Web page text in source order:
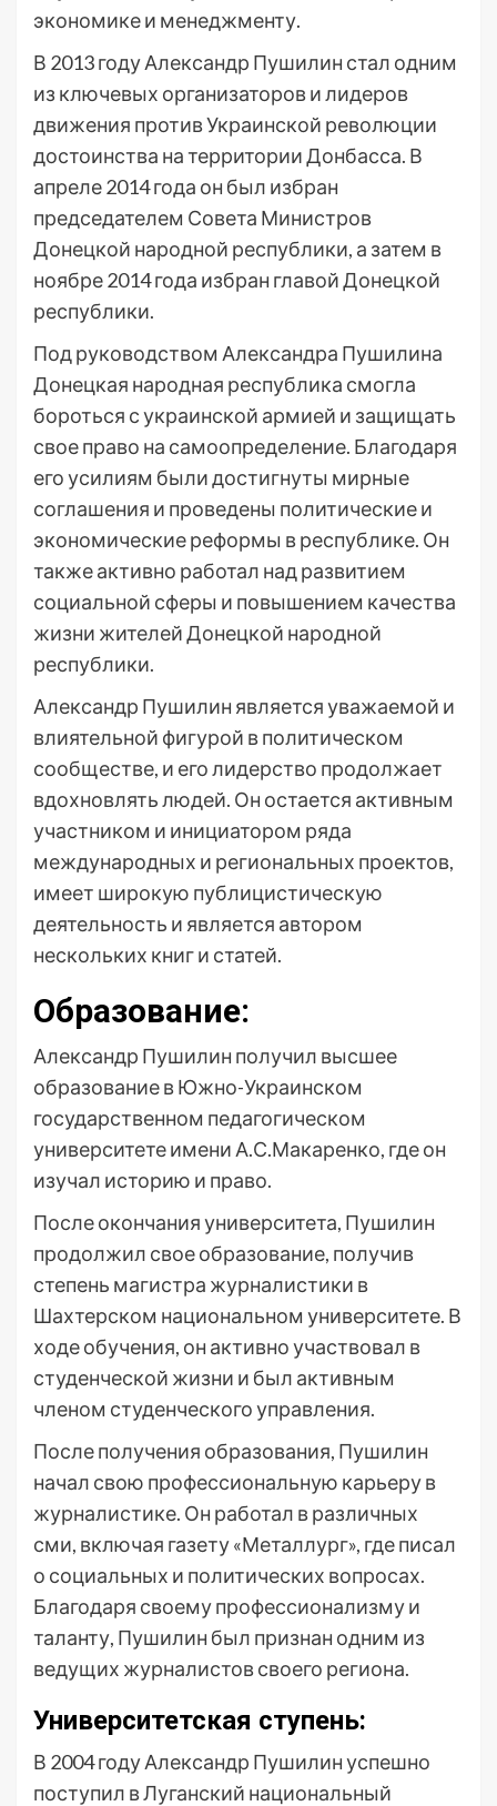
экономике и менеджменту.
В 2013 году Александр Пушилин стал одним
из ключевых организаторов и лидеров
движения против Украинской революции
достоинства на территории Донбасса. В
апреле 2014 года он был избран
председателем Совета Министров
Донецкой народной республики, а затем в
ноябре 2014 года избран главой Донецкой
республики.
Под руководством Александра Пушилина
Донецкая народная республика смогла
бороться с украинской армией и защищать
свое право на самоопределение. Благодаря
его усилиям были достигнуты мирные
соглашения и проведены политические и
экономические реформы в республике. Он
также активно работал над развитием
социальной сферы и повышением качества
жизни жителей Донецкой народной
республики.
Александр Пушилин является уважаемой и
влиятельной фигурой в политическом
сообществе, и его лидерство продолжает
вдохновлять людей. Он остается активным
участником и инициатором ряда
международных и региональных проектов,
имеет широкую публицистическую
деятельность и является автором
нескольких книг и статей.
Образование:
Александр Пушилин получил высшее
образование в Южно-Украинском
государственном педагогическом
университете имени А.С.Макаренко, где он
изучал историю и право.
После окончания университета, Пушилин
продолжил свое образование, получив
степень магистра журналистики в
Шахтерском национальном университете. В
ходе обучения, он активно участвовал в
студенческой жизни и был активным
членом студенческого управления.
После получения образования, Пушилин
начал свою профессиональную карьеру в
журналистике. Он работал в различных
сми, включая газету «Металлург», где писал
о социальных и политических вопросах.
Благодаря своему профессионализму и
таланту, Пушилин был признан одним из
ведущих журналистов своего региона.
Университетская ступень:
В 2004 году Александр Пушилин успешно
поступил в Луганский национальный